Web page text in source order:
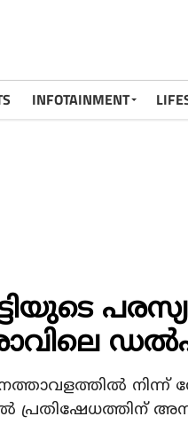
INFOTAINMENT
നിന്ന്
പ്രതിഷേധത്തിന്